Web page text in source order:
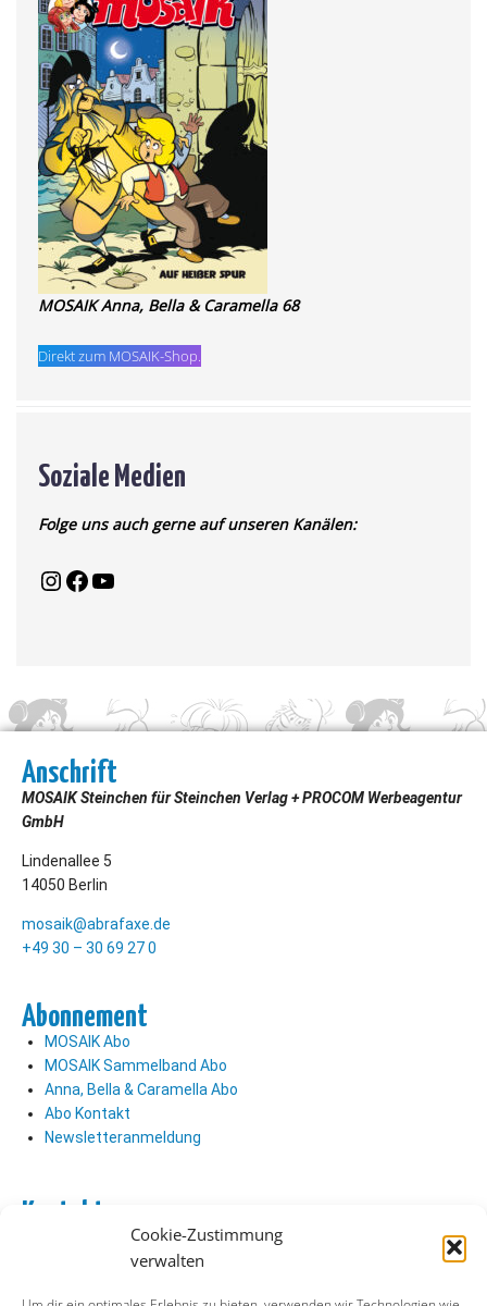
Cookie-Zustimmung
verwalten
MOSAIK Anna, Bella & Caramella 68
Direkt zum MOSAIK-Shop.
Soziale Medien
Folge uns auch gerne auf unseren Kanälen:
Anschrift
MOSAIK Steinchen für Steinchen Verlag + PROCOM Werbeagentur
GmbH
Lindenallee 5
14050 Berlin
mosaik@abrafaxe.de
+49 30 – 30 69 27 0
Abonnement
MOSAIK Abo
MOSAIK Sammelband Abo
Anna, Bella & Caramella Abo
Abo Kontakt
Newsletteranmeldung
Kontakt
Verlag Kontakt